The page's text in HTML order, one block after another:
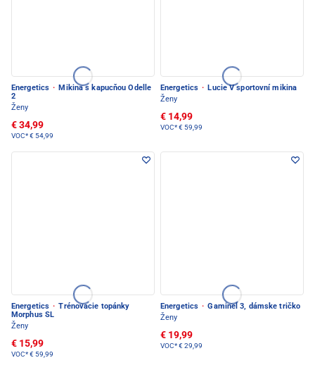
Energetics · Mikina s kapucňou Odelle
2
Ženy
€ 34,99
VOC*€ 54,99
Energetics · Lucie V sportovní mikina
Ženy
€ 14,99
VOC*€ 59,99
Energetics · Trénovacie topánky
Morphus SL
Ženy
€ 15,99
VOC*€ 59,99
Energetics · Gaminel 3, dámske tričko
Ženy
€ 19,99
VOC*€ 29,99